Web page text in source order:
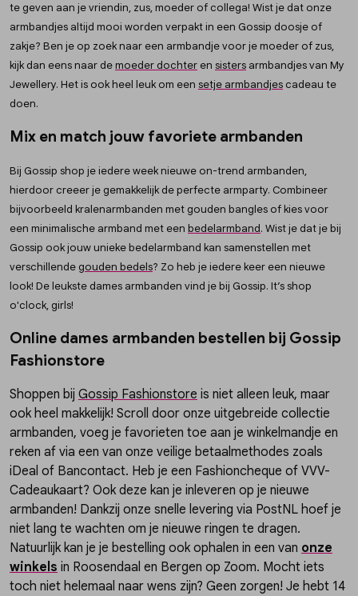
te geven aan je vriendin, zus, moeder of collega! Wist je dat onze
armbandjes altijd mooi worden verpakt in een Gossip doosje of
zakje? Ben je op zoek naar een armbandje voor je moeder of zus,
kijk dan eens naar demoeder dochter en sisters armbandjes van My
Jewellery. Het is ook heel leuk om een setje armbandjes cadeau te
doen.
Mix en match jouw favoriete armbanden
Bij Gossip shop je iedere week nieuwe on-trend armbanden,
hierdoor creeer je gemakkelijk de perfecte armparty. Combineer
bijvoorbeeld kralenarmbanden met gouden bangles of kies voor
een minimalische armband met een bedelarmband. Wist je dat je bij
Gossip ook jouw unieke bedelarmband kan samenstellen met
verschillende gouden bedels? Zo heb je iedere keer een nieuwe
look! De leukste dames armbanden vind je bij Gossip. It’s shop
o'clock, girls!
Online dames armbanden bestellen bij Gossip
Fashionstore
Shoppen bij Gossip Fashionstore is niet alleen leuk, maar
ook heel makkelijk! Scroll door onze uitgebreide collectie
armbanden, voeg je favorieten toe aan je winkelmandje en
reken af via een van onze veilige betaalmethodes zoals
iDeal of Bancontact. Heb je een Fashioncheque of VVV-
Cadeaukaart? Ook deze kan je inleveren op je nieuwe
armbanden! Dankzij onze snelle levering via PostNL hoef je
niet lang te wachten om je nieuwe ringen te dragen.
Natuurlijk kan je je bestelling ook ophalen in een van onze
winkels in Roosendaal en Bergen op Zoom. Mocht iets
toch niet helemaal naar wens zijn? Geen zorgen! Je hebt 14